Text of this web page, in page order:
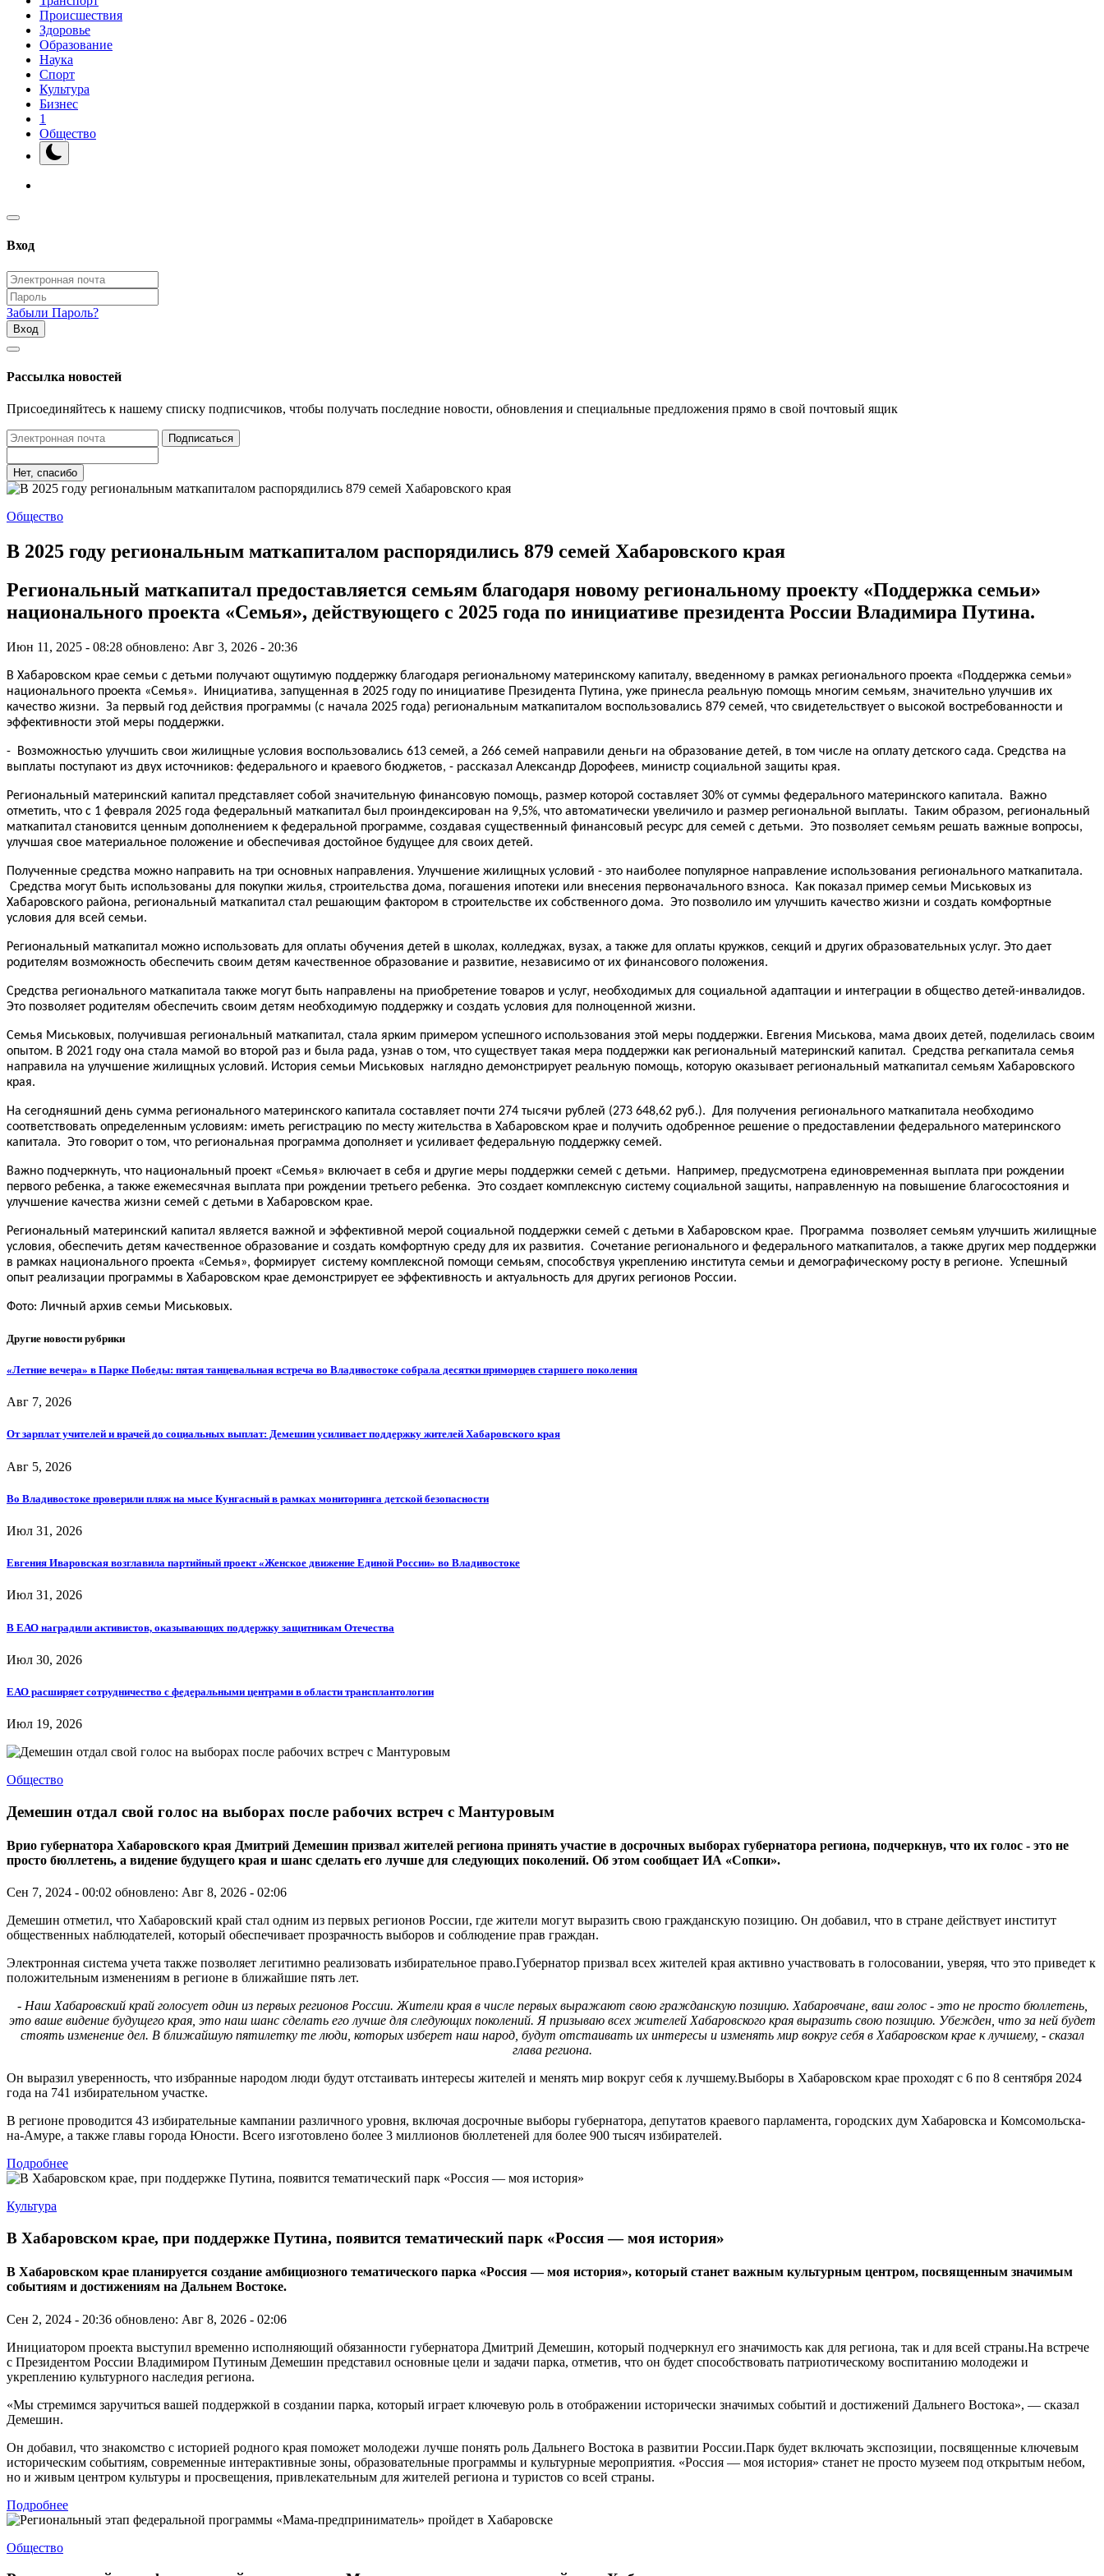
Происшествия
Здоровье
Образование
Наука
Спорт
Культура
Бизнес
1
Общество
Вход
Забыли Пароль?
Вход
Рассылка новостей
Присоединяйтесь к нашему списку подписчиков, чтобы получать последние новости, обновления и специальные предложения прямо в свой почтовый ящик
Подписаться
Нет, спасибо
Общество
В 2025 году региональным маткапиталом распорядились 879 семей Хабаровского края
Региональный маткапитал предоставляется семьям благодаря новому региональному проекту «Поддержка семьи»
национального проекта «Семья», действующего с 2025 года по инициативе президента России Владимира Путина.
Июн 11, 2025 - 08:28 обновлено: Авг 3, 2026 - 20:36
В Хабаровском крае семьи с детьми получают ощутимую поддержку благодаря региональному материнскому капиталу, введенному в рамках регионального проекта «Поддержка семьи»
национального проекта «Семья». Инициатива, запущенная в 2025 году по инициативе Президента Путина, уже принесла реальную помощь многим семьям, значительно улучшив их
качество жизни. За первый год действия программы (с начала 2025 года) региональным маткапиталом воспользовались 879 семей, что свидетельствует о высокой востребованности и
эффективности этой меры поддержки.
- Возможностью улучшить свои жилищные условия воспользовались 613 семей, а 266 семей направили деньги на образование детей, в том числе на оплату детского сада. Средства на
выплаты поступают из двух источников: федерального и краевого бюджетов, - рассказал Александр Дорофеев, министр социальной защиты края.
Региональный материнский капитал представляет собой значительную финансовую помощь, размер которой составляет 30% от суммы федерального материнского капитала. Важно
отметить, что с 1 февраля 2025 года федеральный маткапитал был проиндексирован на 9,5%, что автоматически увеличило и размер региональной выплаты. Таким образом, региональный
маткапитал становится ценным дополнением к федеральной программе, создавая существенный финансовый ресурс для семей с детьми. Это позволяет семьям решать важные вопросы,
улучшая свое материальное положение и обеспечивая достойное будущее для своих детей.
Полученные средства можно направить на три основных направления. Улучшение жилищных условий - это наиболее популярное направление использования регионального маткапитала.
Средства могут быть использованы для покупки жилья, строительства дома, погашения ипотеки или внесения первоначального взноса. Как показал пример семьи Миськовых из
Хабаровского района, региональный маткапитал стал решающим фактором в строительстве их собственного дома. Это позволило им улучшить качество жизни и создать комфортные
условия для всей семьи.
Региональный маткапитал можно использовать для оплаты обучения детей в школах, колледжах, вузах, а также для оплаты кружков, секций и других образовательных услуг. Это дает
родителям возможность обеспечить своим детям качественное образование и развитие, независимо от их финансового положения.
Средства регионального маткапитала также могут быть направлены на приобретение товаров и услуг, необходимых для социальной адаптации и интеграции в общество детей-инвалидов.
Это позволяет родителям обеспечить своим детям необходимую поддержку и создать условия для полноценной жизни.
Семья Миськовых, получившая региональный маткапитал, стала ярким примером успешного использования этой меры поддержки. Евгения Миськова, мама двоих детей, поделилась своим
опытом. В 2021 году она стала мамой во второй раз и была рада, узнав о том, что существует такая мера поддержки как региональный материнский капитал. Средства регкапитала семья
направила на улучшение жилищных условий. История семьи Миськовых наглядно демонстрирует реальную помощь, которую оказывает региональный маткапитал семьям Хабаровского
края.
На сегодняшний день сумма регионального материнского капитала составляет почти 274 тысячи рублей (273 648,62 руб.). Для получения регионального маткапитала необходимо
соответствовать определенным условиям: иметь регистрацию по месту жительства в Хабаровском крае и получить одобренное решение о предоставлении федерального материнского
капитала. Это говорит о том, что региональная программа дополняет и усиливает федеральную поддержку семей.
Важно подчеркнуть, что национальный проект «Семья» включает в себя и другие меры поддержки семей с детьми. Например, предусмотрена единовременная выплата при рождении
первого ребенка, а также ежемесячная выплата при рождении третьего ребенка. Это создает комплексную систему социальной защиты, направленную на повышение благосостояния и
улучшение качества жизни семей с детьми в Хабаровском крае.
Региональный материнский капитал является важной и эффективной мерой социальной поддержки семей с детьми в Хабаровском крае. Программа позволяет семьям улучшить жилищные
условия, обеспечить детям качественное образование и создать комфортную среду для их развития. Сочетание регионального и федерального маткапиталов, а также других мер поддержки
в рамках национального проекта «Семья», формирует систему комплексной помощи семьям, способствуя укреплению института семьи и демографическому росту в регионе. Успешный
опыт реализации программы в Хабаровском крае демонстрирует ее эффективность и актуальность для других регионов России.
Фото: Личный архив семьи Миськовых.
Другие новости рубрики
«Летние вечера» в Парке Победы: пятая танцевальная встреча во Владивостоке собрала десятки приморцев старшего поколения
Авг 7, 2026
От зарплат учителей и врачей до социальных выплат: Демешин усиливает поддержку жителей Хабаровского края
Авг 5, 2026
Во Владивостоке проверили пляж на мысе Кунгасный в рамках мониторинга детской безопасности
Июл 31, 2026
Евгения Иваровская возглавила партийный проект «Женское движение Единой России» во Владивостоке
Июл 31, 2026
В ЕАО наградили активистов, оказывающих поддержку защитникам Отечества
Июл 30, 2026
ЕАО расширяет сотрудничество с федеральными центрами в области трансплантологии
Июл 19, 2026
Общество
Демешин отдал свой голос на выборах после рабочих встреч с Мантуровым
Врио губернатора Хабаровского края Дмитрий Демешин призвал жителей региона принять участие в досрочных выборах губернатора региона, подчеркнув, что их голос - это не
просто бюллетень, а видение будущего края и шанс сделать его лучше для следующих поколений. Об этом сообщает ИА «Сопки».
Сен 7, 2024 - 00:02 обновлено: Авг 8, 2026 - 02:06
Демешин отметил, что Хабаровский край стал одним из первых регионов России, где жители могут выразить свою гражданскую позицию. Он добавил, что в стране действует институт
общественных наблюдателей, который обеспечивает прозрачность выборов и соблюдение прав граждан.
Электронная система учета также позволяет легитимно реализовать избирательное право.Губернатор призвал всех жителей края активно участвовать в голосовании, уверяя, что это приведет к
положительным изменениям в регионе в ближайшие пять лет.
- Наш Хабаровский край голосует один из первых регионов России. Жители края в числе первых выражают свою гражданскую позицию. Хабаровчане, ваш голос - это не просто бюллетень,
это ваше видение будущего края, это наш шанс сделать его лучше для следующих поколений. Я призываю всех жителей Хабаровского края выразить свою позицию. Убежден, что за ней будет
стоять изменение дел. В ближайшую пятилетку те люди, которых изберет наш народ, будут отстаивать их интересы и изменять мир вокруг себя в Хабаровском крае к лучшему, - сказал
глава региона.
Он выразил уверенность, что избранные народом люди будут отстаивать интересы жителей и менять мир вокруг себя к лучшему.Выборы в Хабаровском крае проходят с 6 по 8 сентября 2024
года на 741 избирательном участке.
В регионе проводится 43 избирательные кампании различного уровня, включая досрочные выборы губернатора, депутатов краевого парламента, городских дум Хабаровска и Комсомольска-
на-Амуре, а также главы города Юности. Всего изготовлено более 3 миллионов бюллетеней для более 900 тысяч избирателей.
Подробнее
Культура
В Хабаровском крае, при поддержке Путина, появится тематический парк «Россия — моя история»
В Хабаровском крае планируется создание амбициозного тематического парка «Россия — моя история», который станет важным культурным центром, посвященным значимым
событиям и достижениям на Дальнем Востоке.
Сен 2, 2024 - 20:36 обновлено: Авг 8, 2026 - 02:06
Инициатором проекта выступил временно исполняющий обязанности губернатора Дмитрий Демешин, который подчеркнул его значимость как для региона, так и для всей страны.На встрече
с Президентом России Владимиром Путиным Демешин представил основные цели и задачи парка, отметив, что он будет способствовать патриотическому воспитанию молодежи и
укреплению культурного наследия региона.
«Мы стремимся заручиться вашей поддержкой в создании парка, который играет ключевую роль в отображении исторически значимых событий и достижений Дальнего Востока», — сказал
Демешин.
Он добавил, что знакомство с историей родного края поможет молодежи лучше понять роль Дальнего Востока в развитии России.Парк будет включать экспозиции, посвященные ключевым
историческим событиям, современные интерактивные зоны, образовательные программы и культурные мероприятия. «Россия — моя история» станет не просто музеем под открытым небом,
но и живым центром культуры и просвещения, привлекательным для жителей региона и туристов со всей страны.
Подробнее
Общество